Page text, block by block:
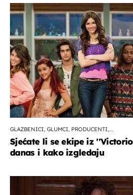
GLAZBENICI, GLUMCI, PRODUCENTI,...
Sjećate li se ekipe iz
danas i kako izgledaju